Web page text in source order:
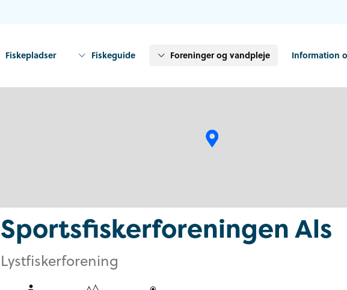
Fiskepladser Fiskeguide Foreninger og vandpleje Information
Sportsfiskerforeningen Als
Lystfiskerforening